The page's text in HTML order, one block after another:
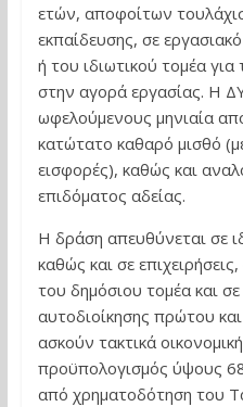
ετών, αποφοίτων
εκπαίδευσης, σε
ή του ιδιωτικού τομέα
στην αγορά εργασίας. Η
ωφελούμενους μηνιαία
κατώτατο καθαρό μισθό
εισφορές), καθώς και
επιδόματος αδείας.
Η δράση απευθύνεται σε
καθώς και σε
του δημόσιου τομέα και σε
αυτοδιοίκησης πρώτου
ασκούν τακτικά
προϋπολογισμός ύψους
από χρηματοδότηση του